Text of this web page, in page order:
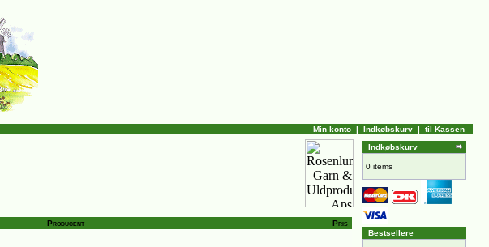
Min konto | Indkøbskurv | til Kassen
Producent Pris
Indkøbskurv
0 items
Bestsellere